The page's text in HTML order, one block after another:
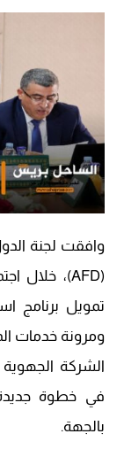
وافقت لجنة الدول
تمويل برنامج
ومرونة خدمات
الشركة
في خطوة جديدة
بالجهة.